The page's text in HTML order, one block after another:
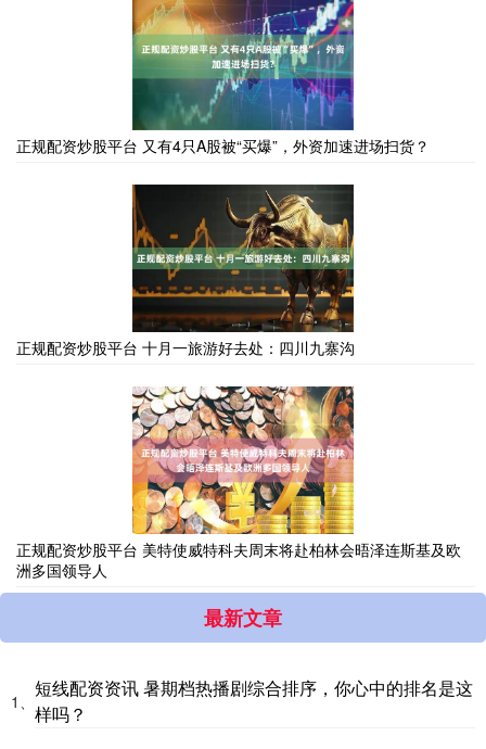
正规配资炒股平台 又有4只A股被“买爆”，外资加速进场扫货？
正规配资炒股平台 十月一旅游好去处：四川九寨沟
正规配资炒股平台 美特使威特科夫周末将赴柏林会晤泽连斯基及欧
洲多国领导人
最新文章
1、
短线配资资讯 暑期档热播剧综合排序，你心中的排名是这
样吗？